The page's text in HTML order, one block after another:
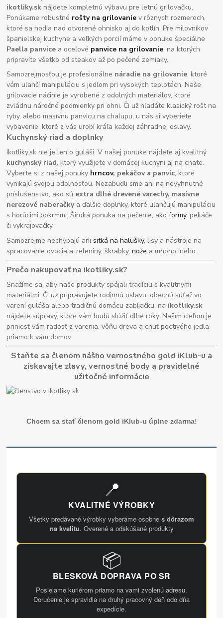
ikotliky.sk nájdete kompletnú výbavu pre letnú grilovačku.
Ponúkame robustné rošty na grilovanie v rôznych rozmeroch,
ktoré sa hodia nad otvorené ohnisko aj do kotlín. Pre milovníkov
španielskej kuchyne a veľkých porcií máme v ponuke špeciálne
Paella panvice a oceľové panvice na grilovanie, na ktorých
pripravíte všetko od steakov až po pečené zemiaky.
Samozrejmosťou je profesionálne náradie na grilovanie, ktoré
vám uľahčí manipuláciu s jedlom pri vysokých teplotách. Naše
grilovacie náčinie je vyrobené z odolných materiálov, ktoré
zvládnu náročné podmienky pri ohni. Či už hľadáte klasický rošt na
ryby, alebo masívnu panvicu na chalupu, u nás si vyberiete
vybavenie, ktoré z vás urobí kráľa každej záhradnej oslavy.
Kuchynský riad a doplnky
Ikotliky.sk nie je len o guláši. V našej ponuke nájdete aj kvalitný
kuchynský riad, ktorý využijete v domácej kuchyni aj na chate.
Vyberte si z našej ponuky hrncov, pekáčov a panvíc, ktoré
vynikajú svojou odolnosťou. Nezabudli sme ani na nevyhnutné
príslušenstvo, ako sú extra dlhé drevené varechy, masívne
nerezové naberačkya ďalšie doplnky, ktoré uľahčujú manipuláciu
s horúcimi pokrmmi. Široká ponuka na pečenie, akoformy, pekáče
či vykrajovačky.
Samozrejme nechýbajú anisitká na halušky, lisy a nástroje na
spracovanie ovocia a zeleniny, škrabky,nože a mnoho iného.
Prečo nakupovať na ikotliky.sk?
Snažíme sa, aby naše produkty spájali tradíciu s kvalitnými
materiálmi. Či už pripravujete rodinnú oslavu, obecnú súťaž vo
varení guláša alebo tradičnú domácu zabíjačku, na ikotliky.sk
nájdete súpravy, ktoré vám budú slúžiť dlhé roky. Naším cieľom je
priniesť vám radosť z varenia, vôňu dreva a chuť poctivého jedla
priamo k vám domov.
Staňte sa členom nášho vernostného gold iKlub-u a
získavajte zľavy, vernostné body a pravidelné
užitočné informácie
Chcem sa stať členom gold iKlub-u úplne zdarma!
📍
KVALITNÉ VÝROBKY
Všetky predávané výrobky vyberáme osobne s dôrazom
na kvalitu. Overené a odskúšané produkty
📦
BLESKOVÁ DOPRAVA PO SR
Posielame kuriérom priamo na vami zvolenú adresu.
Doručenie je spravidla na druhý pracovný deň odo dňa
expedície.